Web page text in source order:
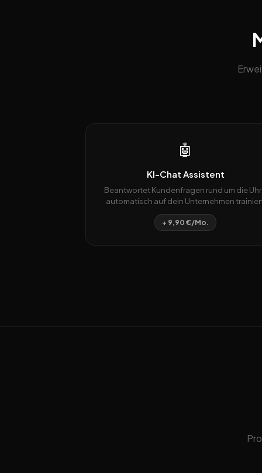
🤖
KI-Chat Assistent
Beantwortet Kundenfragen rund um die Uhr
automatisch auf dein Unternehmen
+ 9,90 €/Mo.